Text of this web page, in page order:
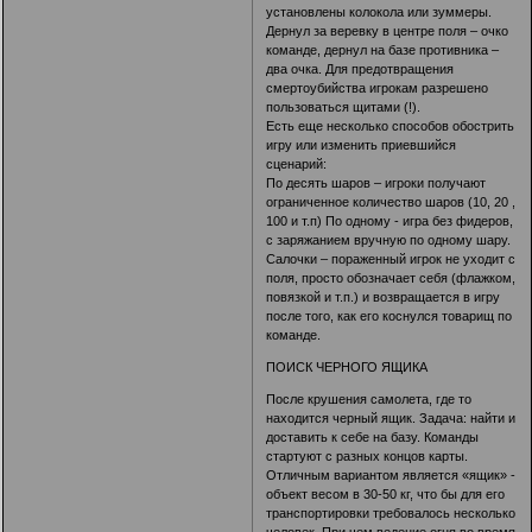
установлены колокола или зуммеры.
Дернул за веревку в центре поля – очко
команде, дернул на базе противника –
два очка. Для предотвращения
смертоубийства игрокам разрешено
пользоваться щитами (!).
Есть еще несколько способов обострить
игру или изменить приевшийся
сценарий:
По десять шаров – игроки получают
ограниченное количество шаров (10, 20 ,
100 и т.п) По одному - игра без фидеров,
с заряжанием вручную по одному шару.
Салочки – пораженный игрок не уходит с
поля, просто обозначает себя (флажком,
повязкой и т.п.) и возвращается в игру
после того, как его коснулся товарищ по
команде.
ПОИСК ЧЕРНОГО ЯЩИКА
После крушения самолета, где то
находится черный ящик. Задача: найти и
доставить к себе на базу. Команды
стартуют с разных концов карты.
Отличным вариантом является «ящик» -
объект весом в 30-50 кг, что бы для его
транспортировки требовалось несколько